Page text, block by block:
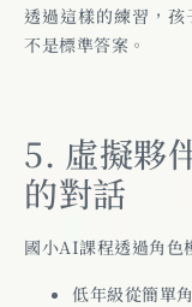
透過這樣的練習，
不是標準答案。
5. 虛擬夥
的對話
國小AI課程透過角色
低年級從簡單